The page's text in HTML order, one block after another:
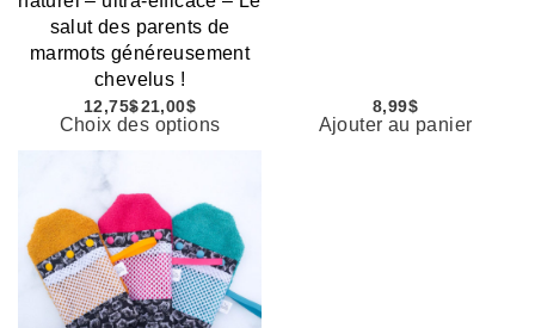
salut des parents de
marmots généreusement
chevelus !
12,75$21,00$
Choix des options
8,99$
Ajouter au panier